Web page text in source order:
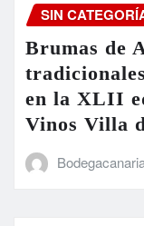
SIN
Brumas de
en la XLII
Vinos Villa